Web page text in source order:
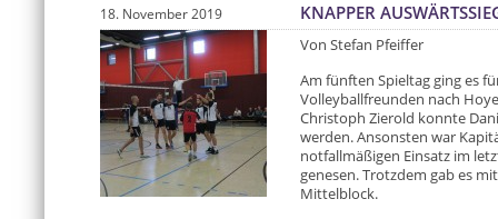
KNAPPER
18. November 2019
Von Stefan Pfeiffer
Am fünften Spieltag ging es
Volleyballfreunden nach
Christoph Zierold konnte
werden. Ansonsten war
notfallmäßigen Einsatz im
genesen. Trotzdem gab es
Mittelblock.